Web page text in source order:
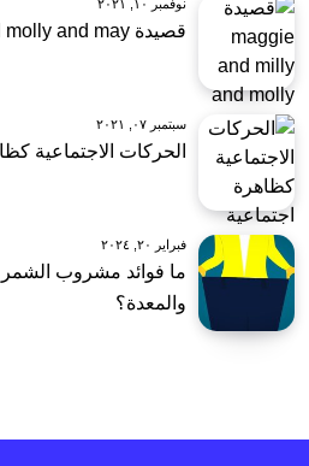
نوفمبر ١٠, ٢٠٢١
قصيدة maggie and milly and molly and may
سبتمبر ٠٧, ٢٠٢١
الحركات الاجتماعية
فبراير ٢٠, ٢٠٢٤
ما فوائد مشروب الشمر
والمعدة؟